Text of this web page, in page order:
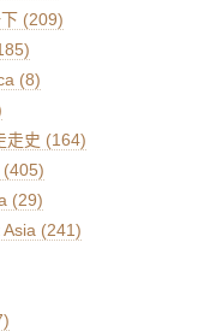
(209)
(8)
走史 (164)
(29)
(241)